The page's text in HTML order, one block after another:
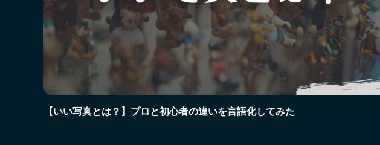
【いい写真とは？】プロと初心者の違いを言語化してみた